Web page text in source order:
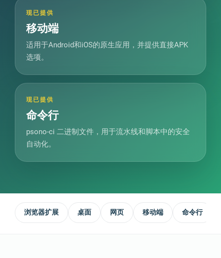
现已提供
移动端
适用于Android和iOS的原生应用，并提供直接APK
选项。
现已提供
命令行
psono-ci 二进制文件，用于流水线和脚本中的安全
自动化。
浏览器扩展 桌面 网页 移动端 命令行